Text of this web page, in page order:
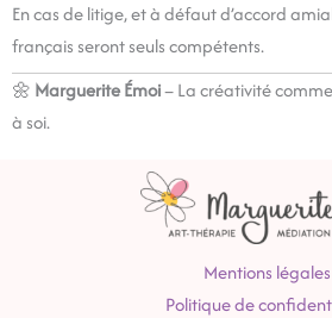
En cas de litige, et à défaut d’accord
français seront seuls compétents.
🌼 Marguerite Émoi– La créativité
à soi.
Mentions légales
Politique de